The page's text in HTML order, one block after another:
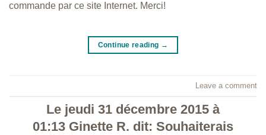
commande par ce site Internet. Merci!
Continue reading →
Leave a comment
Le jeudi 31 décembre 2015 à
01:13 Ginette R. dit: Souhaiterais